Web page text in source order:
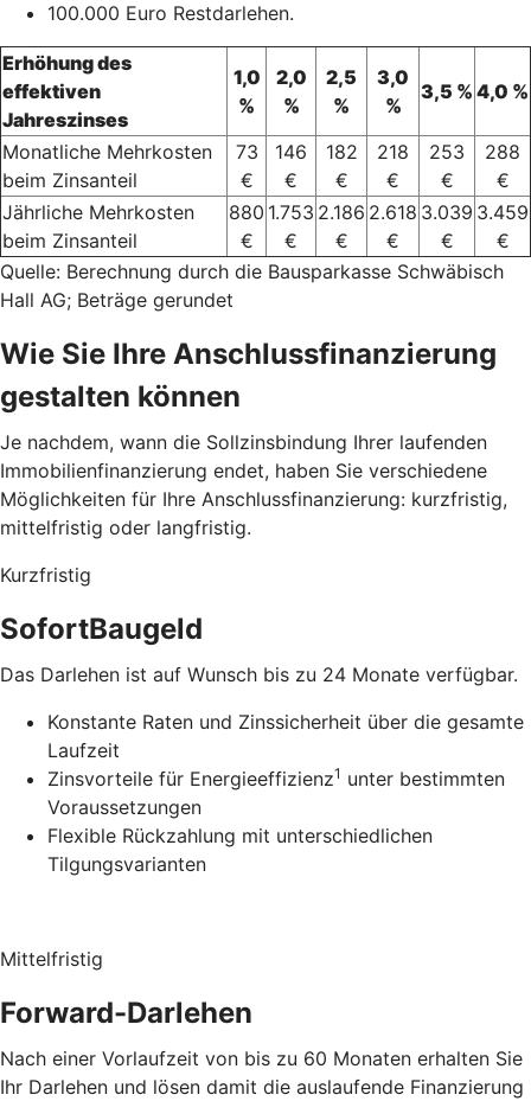
100.000 Euro Restdarlehen.
Erhöhung des
effektiven
Jahreszinses
1,0
%
2,0
%
2,5
%
3,0
%
3,5 % 4,0 %
Monatliche Mehrkosten
beim Zinsanteil
73
€
146
€
182
€
218
€
253
€
288
€
Jährliche Mehrkosten
beim Zinsanteil
880
€
1.753
€
2.186
€
2.618
€
3.039
€
3.459
€
Quelle: Berechnung durch die Bausparkasse Schwäbisch
Hall AG; Beträge gerundet
Wie Sie Ihre Anschlussfinanzierung
gestalten können
Je nachdem, wann die Sollzinsbindung Ihrer laufenden
Immobilienfinanzierung endet, haben Sie verschiedene
Möglichkeiten für Ihre Anschlussfinanzierung: kurzfristig,
mittelfristig oder langfristig.
Kurzfristig
SofortBaugeld
Das Darlehen ist auf Wunsch bis zu 24 Monate verfügbar.
Konstante Raten und Zinssicherheit über die gesamte
Laufzeit
Zinsvorteile für Energieeffizienz1 unter bestimmten
Voraussetzungen
Flexible Rückzahlung mit unterschiedlichen
Tilgungsvarianten
Mittelfristig
Forward-Darlehen
Nach einer Vorlaufzeit von bis zu 60 Monaten erhalten Sie
Ihr Darlehen und lösen damit die auslaufende Finanzierung